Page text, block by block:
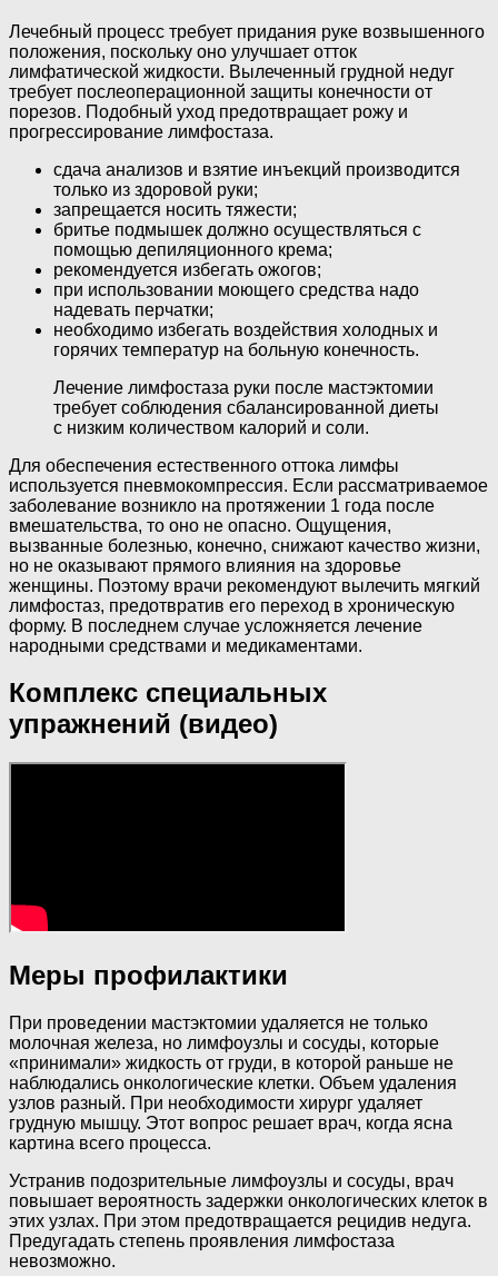
Лечебный процесс требует придания руке возвышенного
положения, поскольку оно улучшает отток
лимфатической жидкости. Вылеченный грудной недуг
требует послеоперационной защиты конечности от
порезов. Подобный уход предотвращает рожу и
прогрессирование лимфостаза.
сдача анализов и взятие инъекций производится
только из здоровой руки;
запрещается носить тяжести;
бритье подмышек должно осуществляться с
помощью депиляционного крема;
рекомендуется избегать ожогов;
при использовании моющего средства надо
надевать перчатки;
необходимо избегать воздействия холодных и
горячих температур на больную конечность.
Лечение лимфостаза руки после мастэктомии
требует соблюдения сбалансированной диеты
с низким количеством калорий и соли.
Для обеспечения естественного оттока лимфы
используется пневмокомпрессия. Если рассматриваемое
заболевание возникло на протяжении 1 года после
вмешательства, то оно не опасно. Ощущения,
вызванные болезнью, конечно, снижают качество жизни,
но не оказывают прямого влияния на здоровье
женщины. Поэтому врачи рекомендуют вылечить мягкий
лимфостаз, предотвратив его переход в хроническую
форму. В последнем случае усложняется лечение
народными средствами и медикаментами.
Комплекс специальных
упражнений (видео)
Меры профилактики
При проведении мастэктомии удаляется не только
молочная железа, но лимфоузлы и сосуды, которые
«принимали» жидкость от груди, в которой раньше не
наблюдались онкологические клетки. Объем удаления
узлов разный. При необходимости хирург удаляет
грудную мышцу. Этот вопрос решает врач, когда ясна
картина всего процесса.
Устранив подозрительные лимфоузлы и сосуды, врач
повышает вероятность задержки онкологических клеток в
этих узлах. При этом предотвращается рецидив недуга.
Предугадать степень проявления лимфостаза
невозможно.